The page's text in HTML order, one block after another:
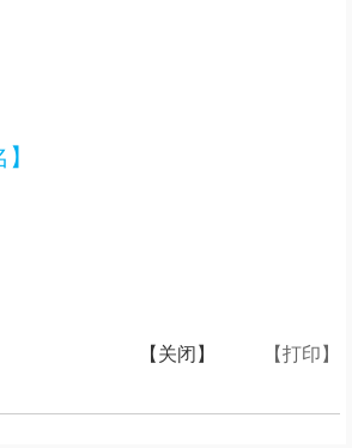
【打印】
【关闭】